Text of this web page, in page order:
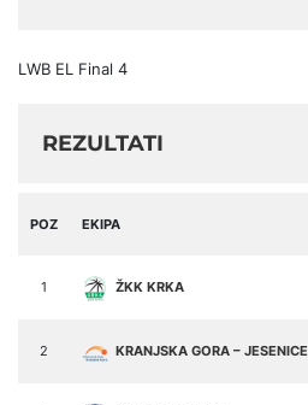
LWB EL Final 4
REZULTATI
POZ EKIPA
1 ŽKK KRKA
2 KRANJSKA GORA – JESENICE